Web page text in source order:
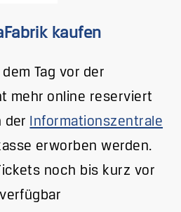
kaufen
Tag vor der
mehr online reserviert
der Informationszentrale
erworben werden.
noch bis kurz vor